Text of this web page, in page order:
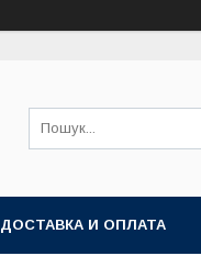
ДОСТАВКА И ОПЛАТА